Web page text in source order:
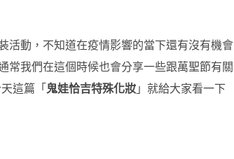
活動，不知道在疫情影響的當下還有沒有機會
常我們在這個時候也會分享一些跟萬聖節有關
這篇「 鬼娃恰吉特殊化妝 」就給大家看一下